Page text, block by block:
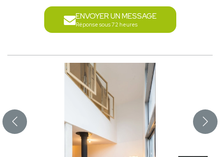
ENVOYER UN MESSAGE
Réponse sous 72 heures